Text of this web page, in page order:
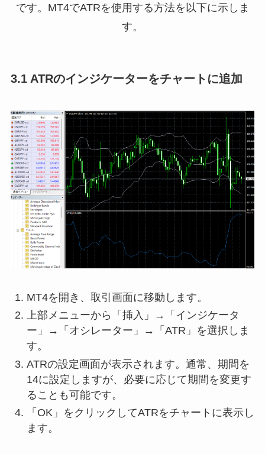
です。MT4でATRを使用する方法を以下に示しま
す。
3.1 ATRのインジケーターをチャートに追加
MT4を開き、取引画面に移動します。
上部メニューから「挿入」→「インジケータ
ー」→「オシレーター」→「ATR」を選択しま
す。
ATRの設定画面が表示されます。通常、期間を
14に設定しますが、必要に応じて期間を変更す
ることも可能です。
「OK」をクリックしてATRをチャートに表示し
ます。